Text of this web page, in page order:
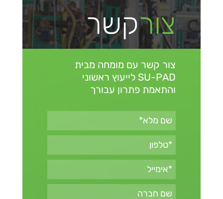
צורקשר
צור קשר עם מומחה מבית
SU-PAD לייעוץ ראשוני
והתאמת פתרון עבורך